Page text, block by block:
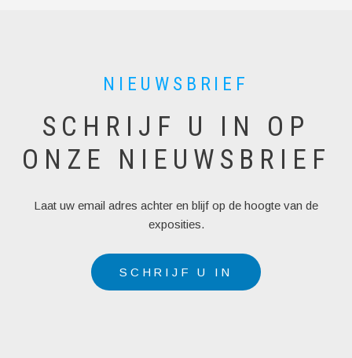
NIEUWSBRIEF
SCHRIJF U IN OP
ONZE NIEUWSBRIEF
Laat uw email adres achter en blijf op de hoogte van de
exposities.
SCHRIJF U IN